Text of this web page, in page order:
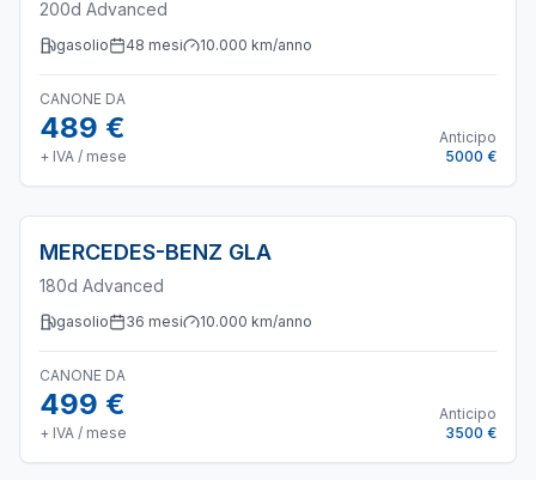
200d Advanced
gasolio 48 mesi 10.000 km/anno
CANONE DA
489 €
+ IVA / mese
Anticipo
5000 €
MERCEDES-BENZ GLA
180d Advanced
gasolio 36 mesi 10.000 km/anno
CANONE DA
499 €
+ IVA / mese
Anticipo
3500 €